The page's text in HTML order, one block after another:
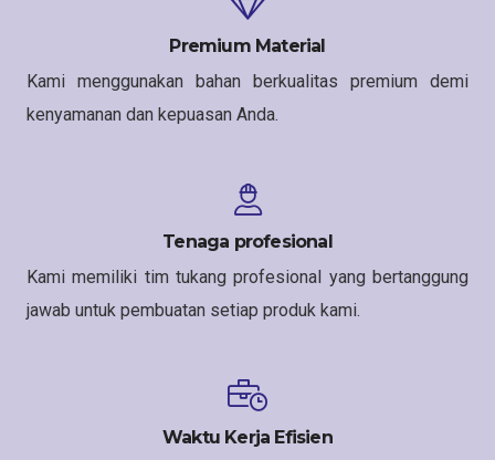
Premium Material
Kami menggunakan bahan berkualitas premium demi
kenyamanan dan kepuasan Anda.
Tenaga profesional
Kami memiliki tim tukang profesional yang bertanggung
jawab untuk pembuatan setiap produk kami.
Waktu Kerja Efisien